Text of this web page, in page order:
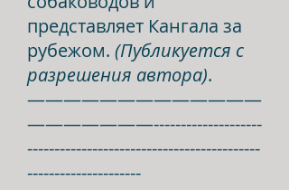
представляет Кангала за
рубежом. (Публикуется с
разрешения автора).
—————————————
———————--------------------
-------------------------------------------
---------------------